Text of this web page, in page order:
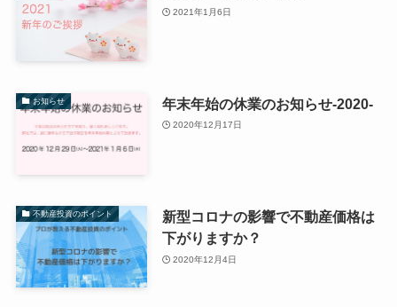
2021年1月6日
お知らせ 年末年始の休業のお知らせ-2020-
2020年12月17日
不動産投資のポイント
新型コロナの影響で不動産価格は
下がりますか？
2020年12月4日